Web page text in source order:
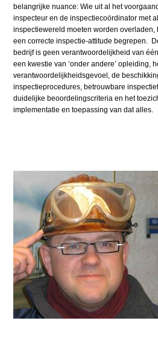
belangrijke nuance: Wie uit al het
inspecteur en de inspectiecoördinator met
inspectiewereld moeten worden overladen,
een correcte inspectie-attitude begrepen.
bedrijf is geen verantwoordelijkheid van
een kwestie van ‘onder andere’ opleiding,
verantwoordelijkheidsgevoel, de
inspectieprocedures, betrouwbare
duidelijke beoordelingscriteria en het
implementatie en toepassing van dat alles.